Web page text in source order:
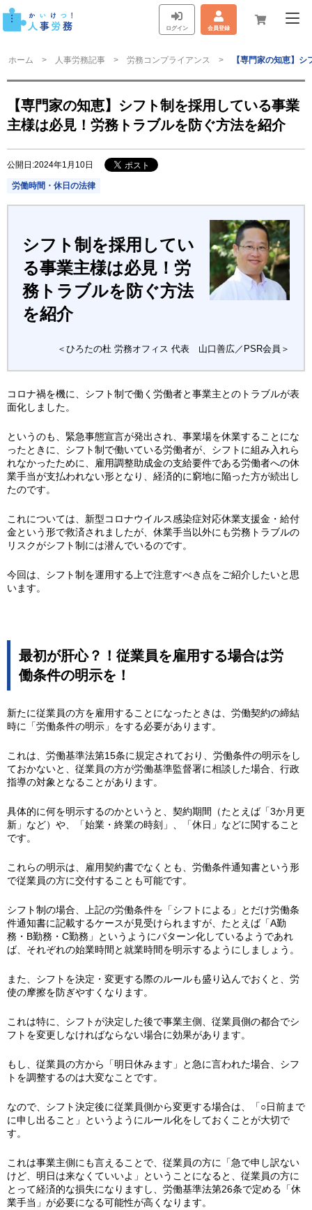
ログイン 会員登録
ホーム 人事労務記事 労務コンプライアンス 【専門家の知恵】
【専門家の知恵】シフト制を採用している事業
主様は必見！労務トラブルを防ぐ方法を紹介
公開日:2024年1月10日
労働時間・休日の法律
シフト制を採用してい
る事業主様は必見！労
務トラブルを防ぐ方法
を紹介
＜ひろたの杜 労務オフィス 代表 山口善広／PSR会員＞
コロナ禍を機に、シフト制で働く労働者と事業主とのトラブルが表
面化しました。
というのも、緊急事態宣言が発出され、事業場を休業することにな
ったときに、シフト制で働いている労働者が、シフトに組み入れら
れなかったために、雇用調整助成金の支給要件である労働者への休
業手当が支払われない形となり、経済的に窮地に陥った方が続出し
たのです。
これについては、新型コロナウイルス感染症対応休業支援金・給付
金という形で救済されましたが、休業手当以外にも労務トラブルの
リスクがシフト制には潜んでいるのです。
今回は、シフト制を運用する上で注意すべき点をご紹介したいと思
います。
最初が肝心？！従業員を雇用する場合は労
働条件の明示を！
新たに従業員の方を雇用することになったときは、労働契約の締結
時に「労働条件の明示」をする必要があります。
これは、労働基準法第15条に規定されており、労働条件の明示をし
ておかないと、従業員の方が労働基準監督署に相談した場合、行政
指導の対象となることがあります。
具体的に何を明示するのかというと、契約期間（たとえば「3か月更
新」など）や、「始業・終業の時刻」、「休日」などに関すること
です。
これらの明示は、雇用契約書でなくとも、労働条件通知書という形
で従業員の方に交付することも可能です。
シフト制の場合、上記の労働条件を「シフトによる」とだけ労働条
件通知書に記載するケースが見受けられますが、たとえば「A勤
務・B勤務・C勤務」というようにパターン化しているようであれ
ば、それぞれの始業時間と就業時間を明示するようにしましょう。
また、シフトを決定・変更する際のルールも盛り込んでおくと、労
使の摩擦を防ぎやすくなります。
これは特に、シフトが決定した後で事業主側、従業員側の都合でシ
フトを変更しなければならない場合に効果があります。
もし、従業員の方から「明日休みます」と急に言われた場合、シフ
トを調整するのは大変なことです。
なので、シフト決定後に従業員側から変更する場合は、「○日前まで
に申し出ること」というようにルール化をしておくことが大切で
す。
これは事業主側にも言えることで、従業員の方に「急で申し訳ない
けど、明日は来なくていいよ」ということになると、従業員の方に
とって経済的な損失になりますし、労働基準法第26条で定める「休
業手当」が必要になる可能性が高くなります。